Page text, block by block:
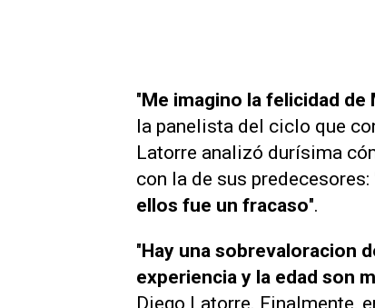
"Me imagino la felicidad de
la panelista del ciclo que
Latorre analizó durísima
con la de sus predecesores:
ellos fue un fracaso".
"Hay una sobrevaloracion
experiencia y la edad son
Diego Latorre. Finalmente,